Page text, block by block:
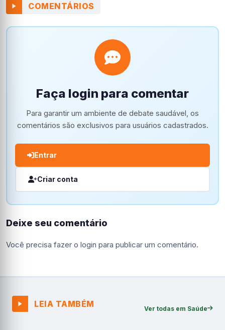
COMENTÁRIOS
Faça login para comentar
Para garantir um ambiente de debate saudável, os
comentários são exclusivos para usuários cadastrados.
Entrar
Criar conta
Deixe seu comentário
Você precisa fazer o login para publicar um comentário.
LEIA TAMBÉM Ver todas em Saúde